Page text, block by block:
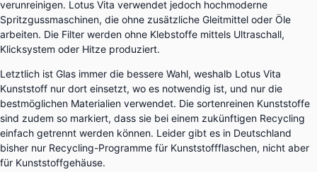
verunreinigen. Lotus Vita verwendet jedoch hochmoderne
Spritzgussmaschinen, die ohne zusätzliche Gleitmittel oder Öle
arbeiten. Die Filter werden ohne Klebstoffe mittels Ultraschall,
Klicksystem oder Hitze produziert.
Letztlich ist Glas immer die bessere Wahl, weshalb Lotus Vita
Kunststoff nur dort einsetzt, wo es notwendig ist, und nur die
bestmöglichen Materialien verwendet. Die sortenreinen Kunststoffe
sind zudem so markiert, dass sie bei einem zukünftigen Recycling
einfach getrennt werden können. Leider gibt es in Deutschland
bisher nur Recycling-Programme für Kunststoffflaschen, nicht aber
für Kunststoffgehäuse.